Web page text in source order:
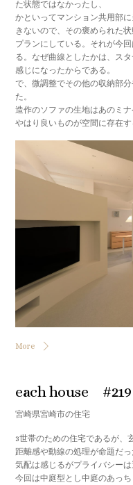
た状態ではなかったし、
かといってマンション共用部
きないので、その褒められた
プランにしている。それが今
る。なぜ曲線としたかは、ス
感じになったからである。
で、微調整でその他の収納部
た。
造作のソファの生地はあのミ
やはり良いものが空間に存在
More
each house #219
宮崎県宮崎市の住宅
3世帯のための住宅であるが、
距離感や動線の処理が命題だっ
気配は感じるがプライバシーは
今回は中庭型とし中庭のあっ